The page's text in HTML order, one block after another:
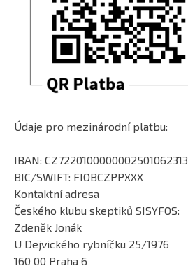
Údaje pro mezinárodní platbu:
IBAN: CZ7220100000002501062313
BIC/SWIFT: FIOBCZPPXXX
Kontaktní adresa
Českého klubu skeptiků SISYFOS:
Zdeněk Jonák
U Dejvického rybníčku 25/1976
160 00 Praha 6